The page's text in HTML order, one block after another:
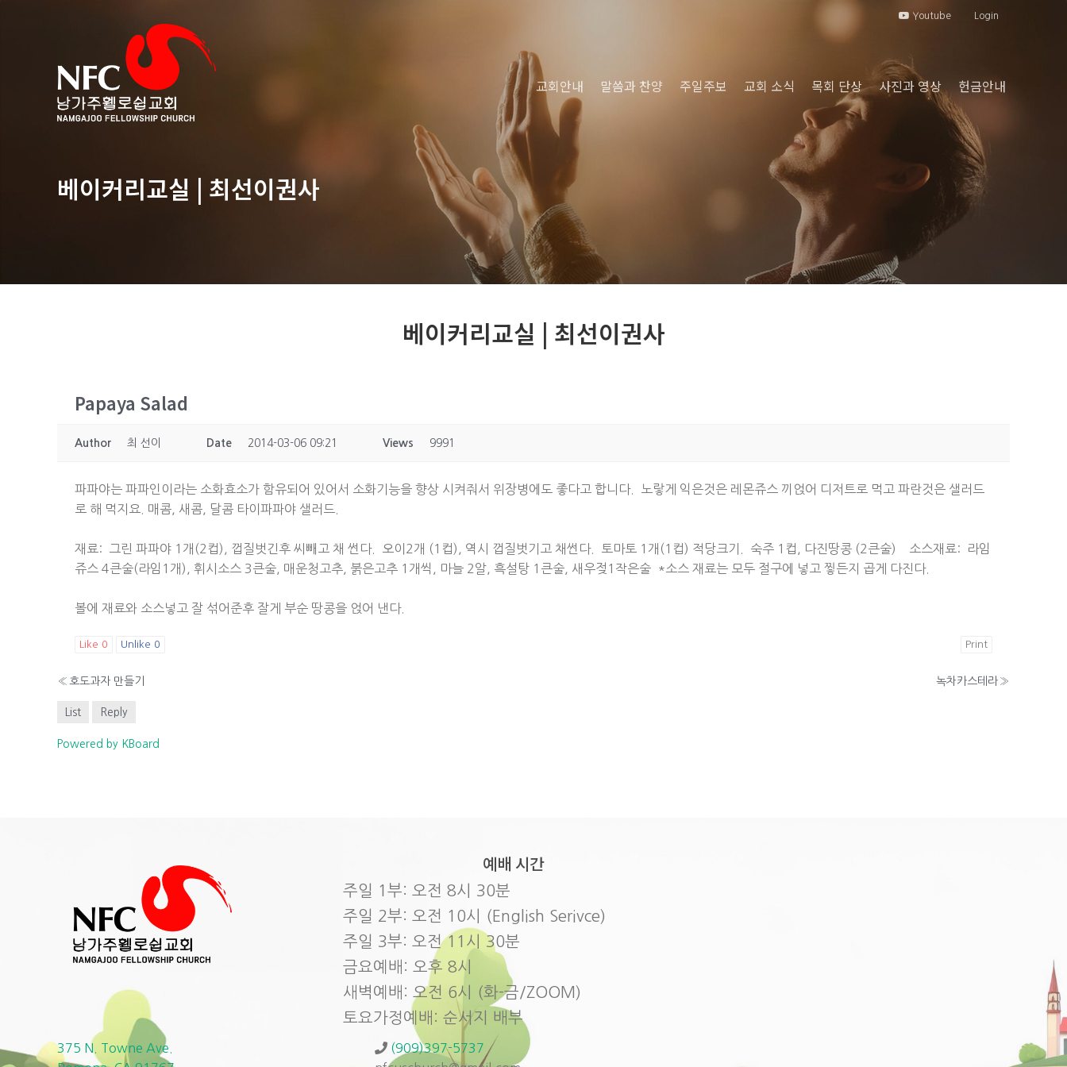
Youtube Login
교회안내 말씀과 찬양 주일주보 교회 소식 목회 단상 사진과 영상 헌금안내
베이커리교실 | 최선이권사
베이커리교실 | 최선이권사
Papaya Salad
Author 최 선이 Date 2014-03-06 09:21 Views 9991
파파야는 파파인이라는 소화효소가 함유되어 있어서 소화기능을 향상 시켜줘서 위장병에도 좋다고 합니다. 노랗게 익은것은 레몬쥬스 끼얹어 디저트로 먹고 파란것은 샐러드
로 해 먹지요. 매콤, 새콤, 달콤 타이파파야 샐러드.
재료: 그린 파파야 1개(2컵), 껍질벗긴후 씨빼고 채 썬다. 오이2개 (1컵), 역시 껍질벗기고 채썬다. 토마토 1개(1컵) 적당크기. 숙주 1컵, 다진땅콩 (2큰술) 소스재료: 라임
쥬스 4큰술(라임1개), 휘시소스 3큰술, 매운청고추, 붉은고추 1개씩, 마늘 2알, 흑설탕 1큰술, 새우젖1작은술 *소스 재료는 모두 절구에 넣고 찧든지 곱게 다진다.
볼에 재료와 소스넣고 잘 섞어준후 잘게 부순 땅콩을 얹어 낸다.
Like 0 Unlike 0 Print
« 호도과자 만들기 녹차카스테라 »
List Reply
Powered by KBoard
예배 시간
주일 1부: 오전 8시 30분
주일 2부: 오전 10시 (English Serivce)
주일 3부: 오전 11시 30분
금요예배: 오후 8시
새벽예배: 오전 6시 (화-금/ZOOM)
토요가정예배: 순서지 배부
375 N. Towne Ave.
(909)397-5737